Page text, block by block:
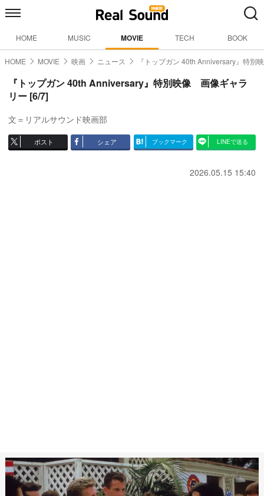
HOME MUSIC MOVIE TECH BOOK
HOME MOVIE 映画 ニュース 『トップガン 40th Anniversary』特別
『トップガン 40th Anniversary』特別映像 画像ギャラ
リー [6/7]
文＝リアルサウンド映画部
ポスト シェア ブックマーク LINEで送る
2026.05.15 15:40